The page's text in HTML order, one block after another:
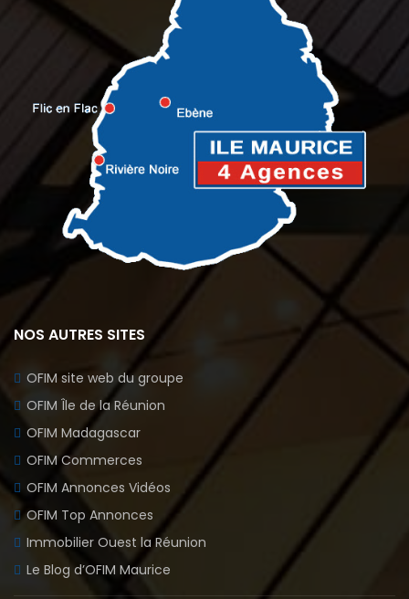
NOS AUTRES SITES
OFIM site web du groupe
OFIM Île de la Réunion
OFIM Madagascar
OFIM Commerces
OFIM Annonces Vidéos
OFIM Top Annonces
Immobilier Ouest la Réunion
Le Blog d’OFIM Maurice